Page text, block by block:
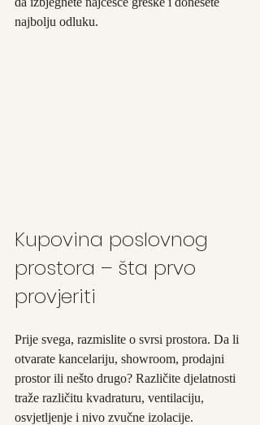
najbolju odluku.
Kupovina poslovnog
prostora – šta prvo
provjeriti
Prije svega, razmislite o svrsi prostora. Da li
otvarate kancelariju, showroom, prodajni
prostor ili nešto drugo? Različite djelatnosti
traže različitu kvadraturu, ventilaciju,
osvjetljenje i nivo zvučne izolacije.